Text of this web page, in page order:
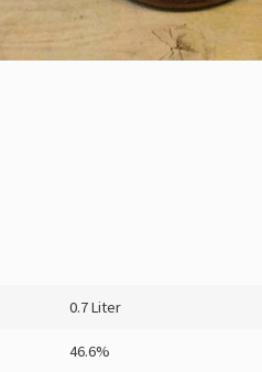
0.7 Liter
46.6%